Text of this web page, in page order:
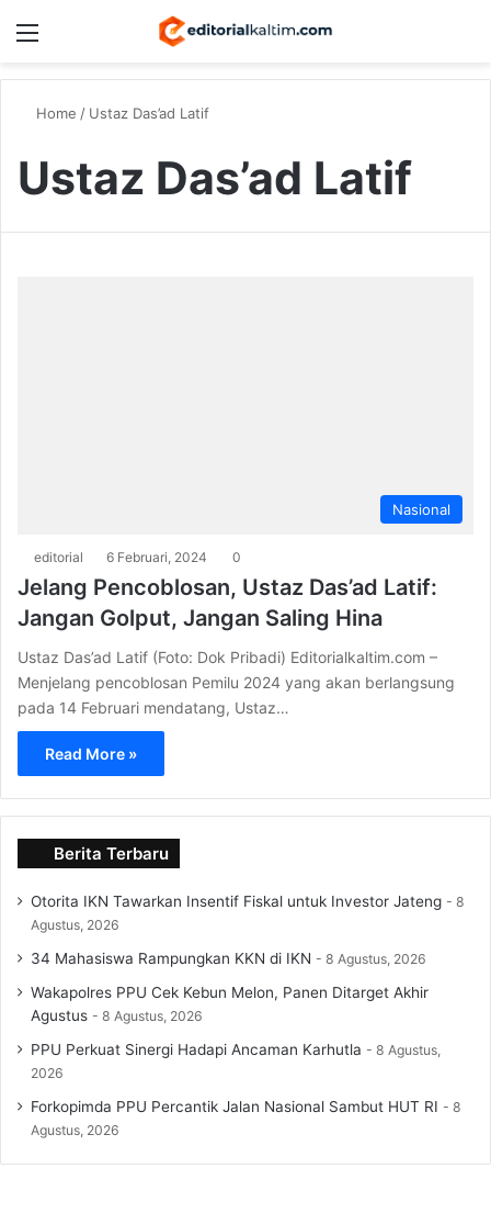
Home / Ustaz Das’ad Latif
Ustaz Das’ad Latif
Nasional
editorial 6 Februari, 2024 0
Jelang Pencoblosan, Ustaz Das’ad Latif:
Jangan Golput, Jangan Saling Hina
Ustaz Das’ad Latif (Foto: Dok Pribadi) Editorialkaltim.com –
Menjelang pencoblosan Pemilu 2024 yang akan berlangsung
pada 14 Februari mendatang, Ustaz…
Read More »
Berita Terbaru
Otorita IKN Tawarkan Insentif Fiskal untuk Investor Jateng
8
Agustus, 2026
34 Mahasiswa Rampungkan KKN di IKN 8 Agustus, 2026
Wakapolres PPU Cek Kebun Melon, Panen Ditarget Akhir
Agustus
8 Agustus, 2026
PPU Perkuat Sinergi Hadapi Ancaman Karhutla
8 Agustus,
2026
Forkopimda PPU Percantik Jalan Nasional Sambut HUT RI
8
Agustus, 2026